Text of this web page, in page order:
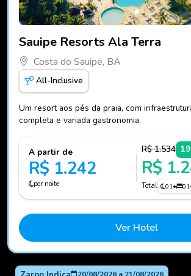
Sauipe Resorts Ala Terra
Costa do Sauipe, BA
All-Inclusive
Um resort aos pés da praia, com
completa e variada gastronomia.
A partir de
R$ 1.242
por noite
R$ 1.534
R$
Total 01• 01
Ver Hotel